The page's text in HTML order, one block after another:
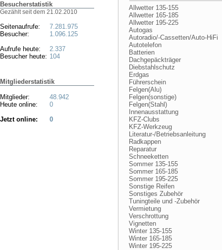
Besucherstatistik
Gezählt seit dem 21.02.2010
Seitenaufrufe:
Besucher:
Aufrufe heute:
Besucher heute:
7.281.975
1.096.125
2.337
104
Mitgliederstatistik
Mitglieder:
Heute online:
48.942
0
Jetzt online:
0
Allwetter 135-155
Allwetter 165-185
Allwetter 195-225
Autogas
Autoradio/-Cassetten/Auto-HiFi
Autotelefon
Batterien
Dachgepäckträger
Diebstahlschutz
Erdgas
Führerschein
Felgen(Alu)
Felgen(sonstige)
Felgen(Stahl)
Innenausstattung
KFZ-Clubs
KFZ-Werkzeug
Literatur-/Betriebsanleitung
Radkappen
Reparatur
Schneeketten
Sommer 135-155
Sommer 165-185
Sommer 195-225
Sonstige Reifen
Sonstiges Zubehör
Tuningteile und -Zubehör
Vermietung
Verschrottung
Vignetten
Winter 135-155
Winter 165-185
Winter 195-225